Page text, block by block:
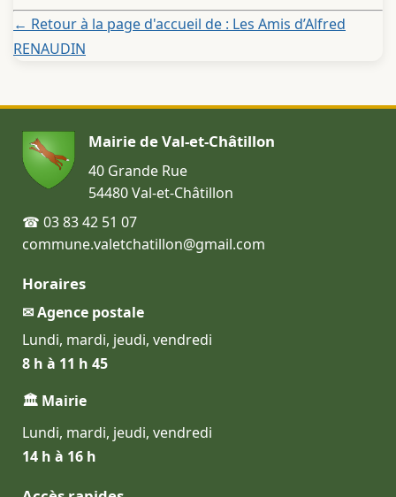
← Retour à la page d'accueil de : Les Amis d’Alfred
RENAUDIN
Mairie de Val-et-Châtillon
40 Grande Rue
54480 Val-et-Châtillon
☎ 03 83 42 51 07
commune.valetchatillon@gmail.com
Horaires
✉ Agence postale
Lundi, mardi, jeudi, vendredi
8 h à 11 h 45
🏛 Mairie
Lundi, mardi, jeudi, vendredi
14 h à 16 h